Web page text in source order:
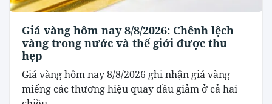
Giá vàng hôm nay 8/8/2026: Chênh lệch
vàng trong nước và thế giới được thu
hẹp
Giá vàng hôm nay 8/8/2026 ghi nhận giá vàng
miếng các thương hiệu quay đầu giảm ở cả hai